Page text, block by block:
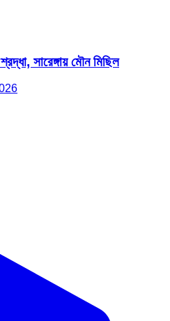
সারেঙ্গায় মৌন মিছিল